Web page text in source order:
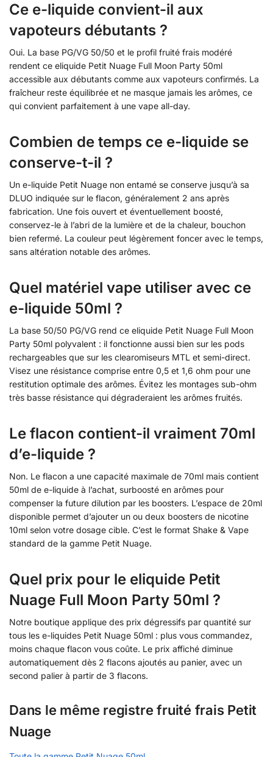
Ce e-liquide convient-il aux
vapoteurs débutants ?
Oui. La base PG/VG 50/50 et le profil fruité frais modéré
rendent ce eliquide Petit Nuage Full Moon Party 50ml
accessible aux débutants comme aux vapoteurs confirmés. La
fraîcheur reste équilibrée et ne masque jamais les arômes, ce
qui convient parfaitement à une vape all-day.
Combien de temps ce e-liquide se
conserve-t-il ?
Un e-liquide Petit Nuage non entamé se conserve jusqu’à sa
DLUO indiquée sur le flacon, généralement 2 ans après
fabrication. Une fois ouvert et éventuellement boosté,
conservez-le à l’abri de la lumière et de la chaleur, bouchon
bien refermé. La couleur peut légèrement foncer avec le temps,
sans altération notable des arômes.
Quel matériel vape utiliser avec ce
e-liquide 50ml ?
La base 50/50 PG/VG rend ce eliquide Petit Nuage Full Moon
Party 50ml polyvalent : il fonctionne aussi bien sur les pods
rechargeables que sur les clearomiseurs MTL et semi-direct.
Visez une résistance comprise entre 0,5 et 1,6 ohm pour une
restitution optimale des arômes. Évitez les montages sub-ohm
très basse résistance qui dégraderaient les arômes fruités.
Le flacon contient-il vraiment 70ml
d’e-liquide ?
Non. Le flacon a une capacité maximale de 70ml mais contient
50ml de e-liquide à l’achat, surboosté en arômes pour
compenser la future dilution par les boosters. L’espace de 20ml
disponible permet d’ajouter un ou deux boosters de nicotine
10ml selon votre dosage cible. C’est le format Shake & Vape
standard de la gamme Petit Nuage.
Quel prix pour le eliquide Petit
Nuage Full Moon Party 50ml ?
Notre boutique applique des prix dégressifs par quantité sur
tous les e-liquides Petit Nuage 50ml : plus vous commandez,
moins chaque flacon vous coûte. Le prix affiché diminue
automatiquement dès 2 flacons ajoutés au panier, avec un
second palier à partir de 3 flacons.
Dans le même registre fruité frais Petit
Nuage